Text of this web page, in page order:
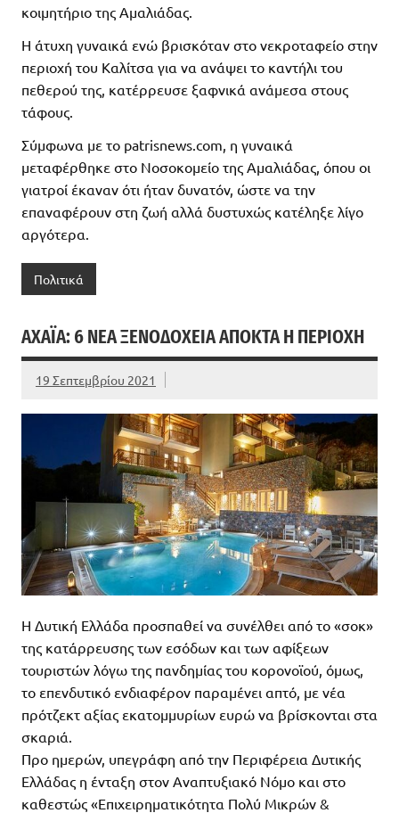
κοιμητήριο της Αμαλιάδας.
Η άτυχη γυναικά ενώ βρισκόταν στο νεκροταφείο στην
περιοχή του Καλίτσα για να ανάψει το καντήλι του
πεθερού της, κατέρρευσε ξαφνικά ανάμεσα στους
τάφους.
Σύμφωνα με το patrisnews.com, η γυναικά
μεταφέρθηκε στο Νοσοκομείο της Αμαλιάδας, όπου οι
γιατροί έκαναν ότι ήταν δυνατόν, ώστε να την
επαναφέρουν στη ζωή αλλά δυστυχώς κατέληξε λίγο
αργότερα.
Πολιτικά
ΑΧΑΪΑ: 6 ΝΈΑ ΞΕΝΟΔΟΧΕΊΑ ΑΠΟΚΤΆ Η ΠΕΡΙΟΧΉ
19 Σεπτεμβρίου 2021
Η Δυτική Ελλάδα προσπαθεί να συνέλθει από το «σοκ»
της κατάρρευσης των εσόδων και των αφίξεων
τουριστών λόγω της πανδημίας του κορονοϊού, όμως,
το επενδυτικό ενδιαφέρον παραμένει απτό, με νέα
πρότζεκτ αξίας εκατομμυρίων ευρώ να βρίσκονται στα
σκαριά.
Προ ημερών, υπεγράφη από την Περιφέρεια Δυτικής
Ελλάδας η ένταξη στον Αναπτυξιακό Νόμο και στο
καθεστώς «Επιχειρηματικότητα Πολύ Μικρών &